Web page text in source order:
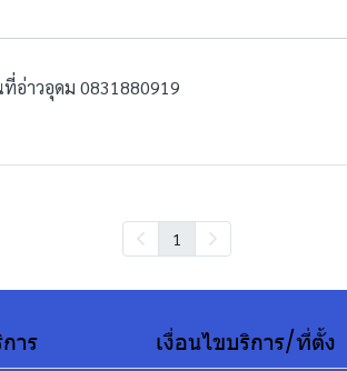
อ่าวอุดม 0831880919
1
าร เงื่อนไขบริการ/ที่ตั้ง